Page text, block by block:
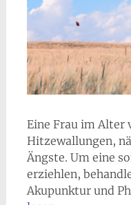
Eine Frau im Alter
Hitzewallungen,
Ängste. Um eine
erziehlen,
Akupunktur und